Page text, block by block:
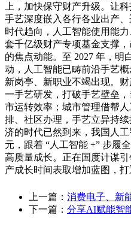
上，加快保守财产升级。让
手艺深度嵌入各行各业出产
时代趋向，人工智能使用能
套千亿级财产专项基金支撑
的焦点动能。至 2027 年，明
动，人工智能已畴前沿手艺
新岗亭、新职业不竭出现。
一手艺研发，打破手艺壁垒
市运转效率；城市管理借帮
排、社区办理，手艺立异持
济的时代已然到来，我国人
元，跟着 “人工智能 +” 步履
高质量成长。正在国度计谋
产成长时间表取增加蓝图，打
上一篇： 消费电子、新
下一篇： 分享AI赋能智